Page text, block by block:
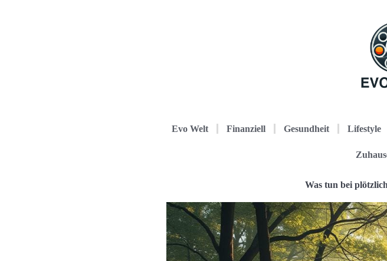
Evo Welt Finanziell Gesundheit Lifestyle
Was tun bei